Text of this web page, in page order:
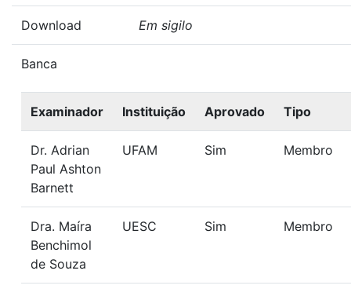
Download Em sigilo
Banca
Examinador Instituição Aprovado Tipo
Dr. Adrian
Paul Ashton
Barnett
UFAM Sim Membro
Dra. Maíra
Benchimol
de Souza
UESC Sim Membro